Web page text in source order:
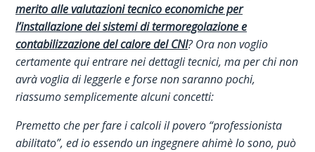
merito alle valutazioni tecnico economiche per
l’installazione dei sistemi di termoregolazione e
contabilizzazione del calore del CNI? Ora non voglio
certamente qui entrare nei dettagli tecnici, ma per chi non
avrà voglia di leggerle e forse non saranno pochi,
riassumo semplicemente alcuni concetti:
Premetto che per fare i calcoli il povero “professionista
abilitato”, ed io essendo un ingegnere ahimè lo sono, può